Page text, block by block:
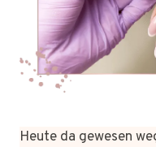
Heute da gewesen